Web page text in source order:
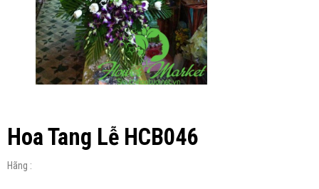
Hoa Tang Lễ HCB046
Hãng :